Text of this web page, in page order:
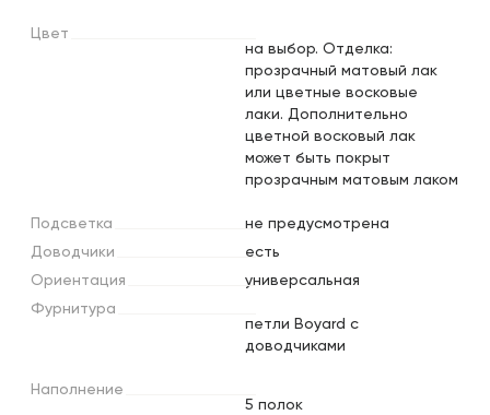
Цвет
на выбор. Отделка:
прозрачный матовый лак
или цветные восковые
лаки. Дополнительно
цветной восковый лак
может быть покрыт
прозрачным матовым лаком
Подсветка
не предусмотрена
Доводчики
есть
Ориентация
универсальная
Фурнитура
петли Boyard с
доводчиками
Наполнение
5 полок